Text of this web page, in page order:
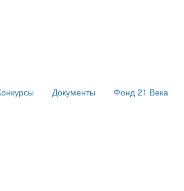
Документы Фонд 21 Века